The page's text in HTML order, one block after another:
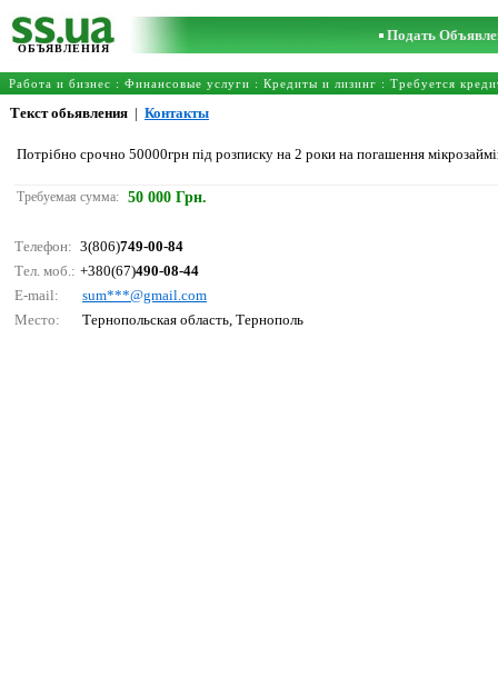
ОБЪЯВЛЕНИЯ
Подать
Работа и бизнес : Финансовые услуги : Кредиты и лизинг : Требуется
Текст обьявления | Контакты
Потрібно срочно 50000грн під розписку на 2 роки на погашення
Требуемая сумма: 50 000 Грн.
Телефон: 3(806)749-00-84
Тел. моб.: +380(67)490-08-44
E-mail:
sum***@gmаil.соm
Место:
Тернопольская область, Тернополь